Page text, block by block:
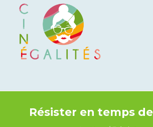
Résister en temps